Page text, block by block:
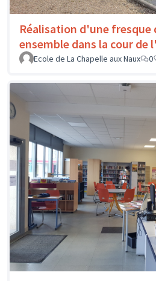
Réalisation d'une fresque
ensemble dans la cour de
Ecole de La Chapelle aux Naux
0